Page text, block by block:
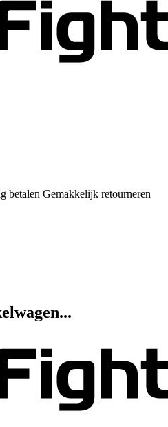
betalen Gemakkelijk retourneren